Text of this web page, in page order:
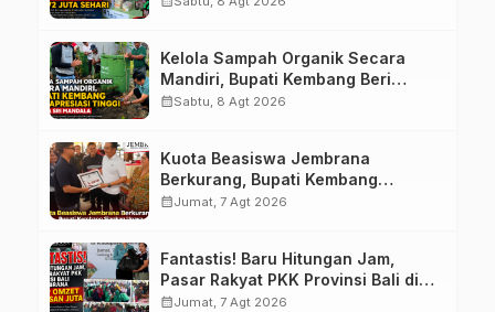
Kelola Sampah Organik Secara
Mandiri, Bupati Kembang Beri
Apresiasi Tinggi Warga Sri
calendar_monthSabtu, 8 Agt 2026
Kuota Beasiswa Jembrana
Berkurang, Bupati Kembang
Siapkan Upaya Penambahan di
calendar_monthJumat, 7 Agt 2026
Fantastis! Baru Hitungan Jam,
Pasar Rakyat PKK Provinsi Bali di
Jembrana Raup Omzet Ratusan
calendar_monthJumat, 7 Agt 2026